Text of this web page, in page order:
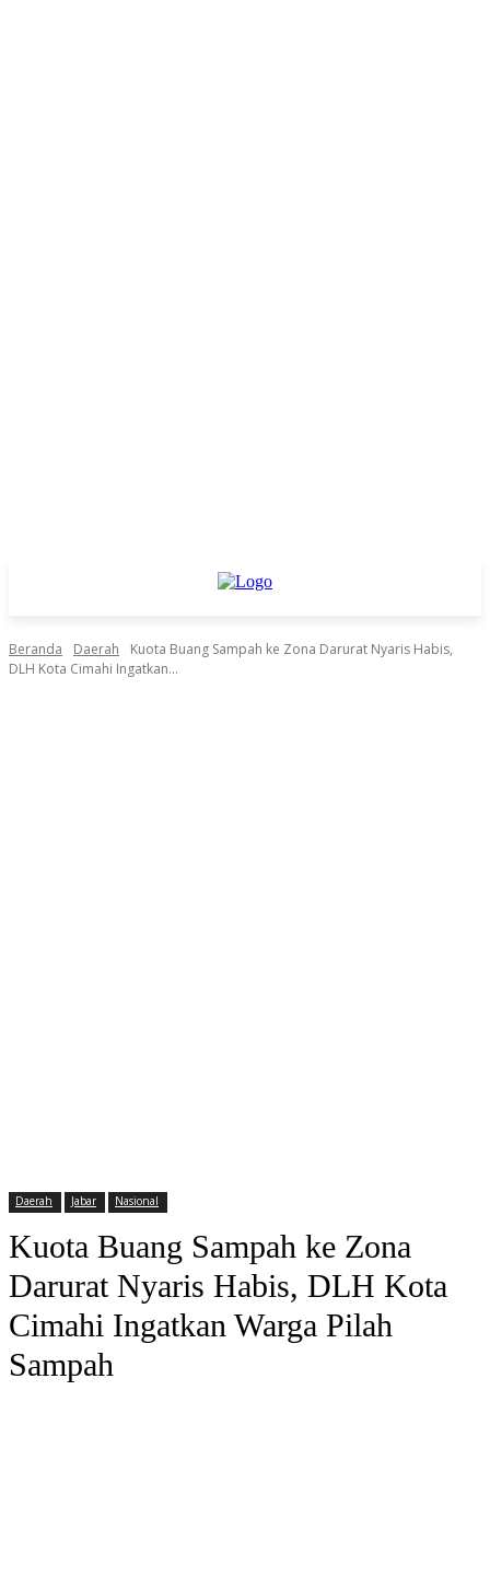
Beranda Daerah
Kuota Buang Sampah ke Zona Darurat Nyaris Habis,
DLH Kota Cimahi Ingatkan...
Daerah Jabar Nasional
Kuota Buang Sampah ke Zona
Darurat Nyaris Habis, DLH Kota
Cimahi Ingatkan Warga Pilah
Sampah